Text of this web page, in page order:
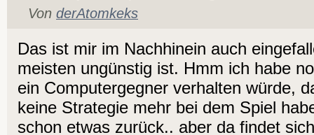
Von derAtomkeks
Das ist mir im Nachhinein auch
meisten ungünstig ist. Hmm ich habe
ein Computergegner verhalten würde,
keine Strategie mehr bei dem Spiel
schon etwas zurück.. aber da findet